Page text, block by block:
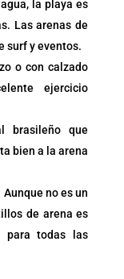
la playa es
Las arenas de
surf y eventos.
o con calzado
ejercicio
brasileño que
bien a la arena
Aunque no es un
de arena es
para todas las